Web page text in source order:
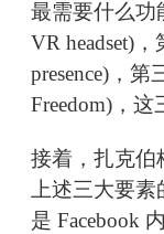
最需要什么功
VR headset)
presence)，
Freedom)，这
接着，扎克伯
上述三大要素
是 Facebook